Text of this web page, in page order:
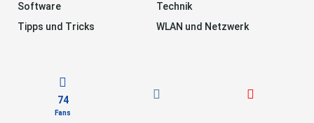
Software
Technik
Tipps und Tricks
WLAN und Netzwerk
74
Fans